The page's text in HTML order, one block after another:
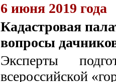
6 июня 2019 года
Кадастровая
вопросы
Эксперты
всероссийской